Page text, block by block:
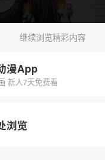
继续浏览精彩内容
漫App
新人7天免费看
浏览